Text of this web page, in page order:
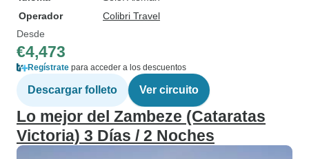
Operador
Colibri Travel
Desde
€4,473
Regístrate para acceder a los descuentos
Descargar folleto Ver circuito
Lo mejor del Zambeze (Cataratas
Victoria) 3 Días / 2 Noches